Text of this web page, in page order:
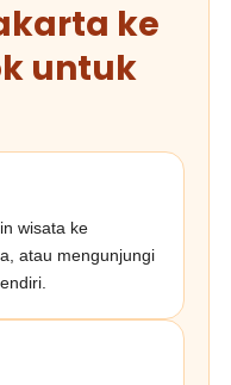
ke
untuk
wisata ke
atau mengunjungi